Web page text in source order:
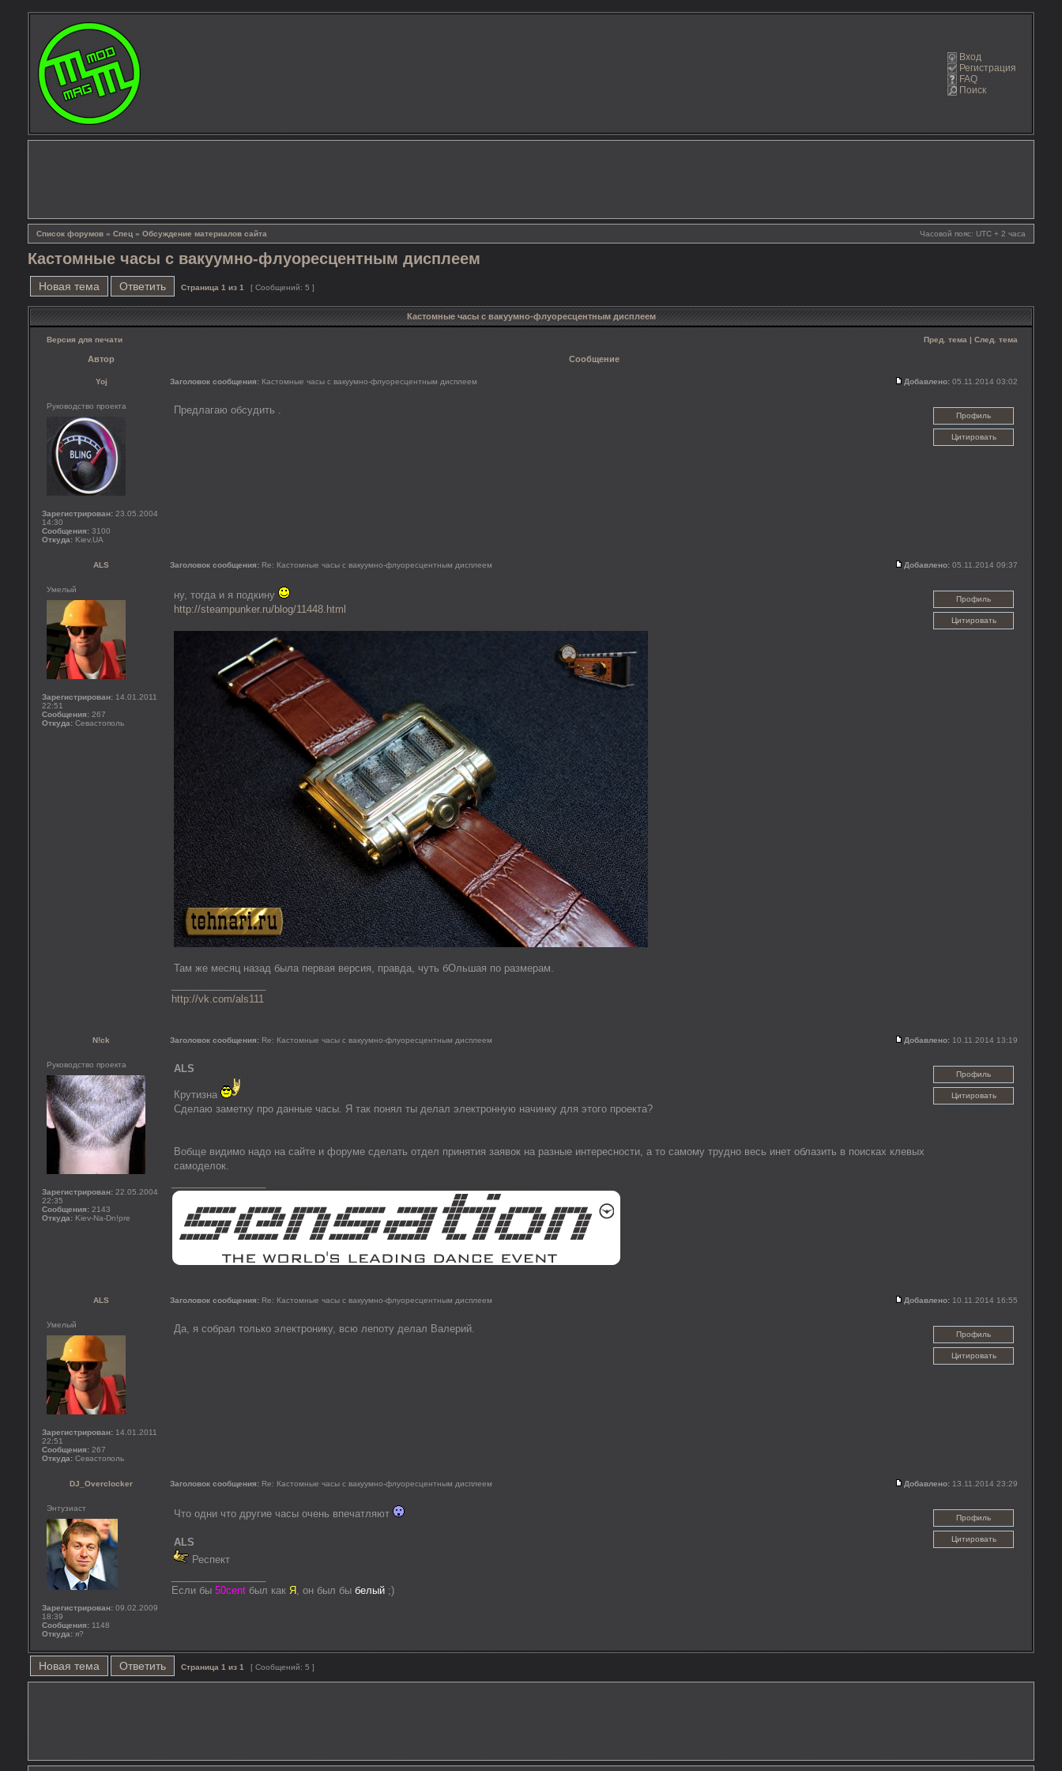
Вход
Регистрация
FAQ
Поиск
Список форумов » Спец » Обсуждение материалов сайта Часовой пояс: UTC + 2 часа
Кастомные часы с вакуумно-флуоресцентным дисплеем
Новая тема Ответить Страница 1 из 1 [ Сообщений: 5 ]
Кастомные часы с вакуумно-флуоресцентным дисплеем
Версия для печати Пред. тема | След. тема
Автор Сообщение
Yoj Заголовок сообщения: Кастомные часы с вакуумно-флуоресцентным дисплеем Добавлено: 05.11.2014 03:02
Руководство проекта
Зарегистрирован: 23.05.2004
14:30
Сообщения: 3100
Откуда: Kiev.UA
Предлагаю обсудить . Профиль
Цитировать
ALS Заголовок сообщения: Re: Кастомные часы с вакуумно-флуоресцентным дисплеем Добавлено: 05.11.2014 09:37
Умелый
Зарегистрирован: 14.01.2011
22:51
Сообщения: 267
Откуда: Севастополь
ну, тогда и я подкину
http://steampunker.ru/blog/11448.html
Там же месяц назад была первая версия, правда, чуть бОльшая по размерам.
Профиль
Цитировать
http://vk.com/als111
N!ck Заголовок сообщения: Re: Кастомные часы с вакуумно-флуоресцентным дисплеем Добавлено: 10.11.2014 13:19
Руководство проекта
Зарегистрирован: 22.05.2004
22:35
Сообщения: 2143
Откуда: Kiev-Na-Dn!pre
ALS
Крутизна
Сделаю заметку про данные часы. Я так понял ты делал электронную начинку для этого проекта?
Вобще видимо надо на сайте и форуме сделать отдел принятия заявок на разные интересности, а то самому трудно весь инет облазить в поисках клевых
самоделок.
Профиль
Цитировать
ALS Заголовок сообщения: Re: Кастомные часы с вакуумно-флуоресцентным дисплеем Добавлено: 10.11.2014 16:55
Умелый
Зарегистрирован: 14.01.2011
22:51
Сообщения: 267
Откуда: Севастополь
Да, я собрал только электронику, всю лепоту делал Валерий. Профиль
Цитировать
DJ_Overclocker Заголовок сообщения: Re: Кастомные часы с вакуумно-флуоресцентным дисплеем Добавлено: 13.11.2014 23:29
Энтузиаст
Зарегистрирован: 09.02.2009
18:39
Сообщения: 1148
Откуда: я?
Что одни что другие часы очень впечатляют
ALS
Респект
Профиль
Цитировать
Если бы 50cent был как Я , он был бы белый ;)
Новая тема Ответить Страница 1 из 1 [ Сообщений: 5 ]